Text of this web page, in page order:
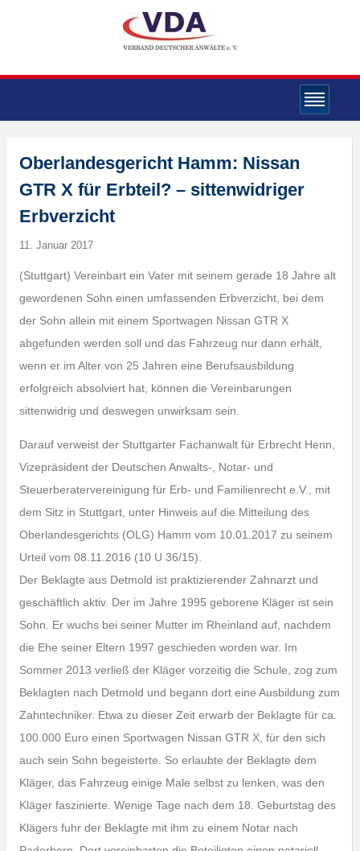
Oberlandesgericht Hamm: Nissan
GTR X für Erbteil? – sittenwidriger
Erbverzicht
11. Januar 2017
(Stuttgart) Vereinbart ein Vater mit seinem gerade 18 Jahre alt
gewordenen Sohn einen umfassenden Erbverzicht, bei dem
der Sohn allein mit einem Sportwagen Nissan GTR X
abgefunden werden soll und das Fahrzeug nur dann erhält,
wenn er im Alter von 25 Jahren eine Berufsausbildung
erfolgreich absolviert hat, können die Vereinbarungen
sittenwidrig und deswegen unwirksam sein.
Darauf verweist der Stuttgarter Fachanwalt für Erbrecht Henn,
Vizepräsident der Deutschen Anwalts-, Notar- und
Steuerberatervereinigung für Erb- und Familienrecht e.V., mit
dem Sitz in Stuttgart, unter Hinweis auf die Mitteilung des
Oberlandesgerichts (OLG) Hamm vom 10.01.2017 zu seinem
Urteil vom 08.11.2016 (10 U 36/15).
Der Beklagte aus Detmold ist praktizierender Zahnarzt und
geschäftlich aktiv. Der im Jahre 1995 geborene Kläger ist sein
Sohn. Er wuchs bei seiner Mutter im Rheinland auf, nachdem
die Ehe seiner Eltern 1997 geschieden worden war. Im
Sommer 2013 verließ der Kläger vorzeitig die Schule, zog zum
Beklagten nach Detmold und begann dort eine Ausbildung zum
Zahntechniker. Etwa zu dieser Zeit erwarb der Beklagte für ca.
100.000 Euro einen Sportwagen Nissan GTR X, für den sich
auch sein Sohn begeisterte. So erlaubte der Beklagte dem
Kläger, das Fahrzeug einige Male selbst zu lenken, was den
Kläger faszinierte. Wenige Tage nach dem 18. Geburtstag des
Klägers fuhr der Beklagte mit ihm zu einem Notar nach